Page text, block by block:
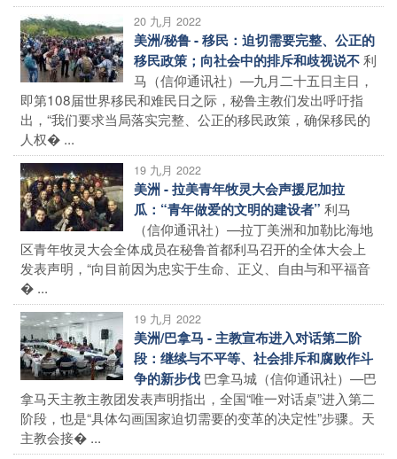
20 九月 2022
美洲/秘鲁 - 移民：迫切需要完整、公正的
移民政策；向社会中的排斥和歧视说不利
马（信仰通讯社）—九月二十五日主日，
即第108届世界移民和难民日之际，秘鲁主教们发出呼吁指
出，“我们要求当局落实完整、公正的移民政策，确保移民的
人权� ...
19 九月 2022
美洲 - 拉美青年牧灵大会声援尼加拉
瓜：“青年做爱的文明的建设者” 利马
（信仰通讯社）—拉丁美洲和加勒比海地
区青年牧灵大会全体成员在秘鲁首都利马召开的全体大会上
发表声明，“向目前因为忠实于生命、正义、自由与和平福音
� ...
19 九月 2022
美洲/巴拿马 - 主教宣布进入对话第二阶
段：继续与不平等、社会排斥和腐败作斗
争的新步伐 巴拿马城（信仰通讯社）—巴
拿马天主教主教团发表声明指出，全国“唯一对话桌”进入第二
阶段，也是“具体勾画国家迫切需要的变革的决定性”步骤。天
主教会接� ...